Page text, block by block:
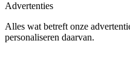
Advertenties
Alles wat betreft onze
personaliseren daarvan.